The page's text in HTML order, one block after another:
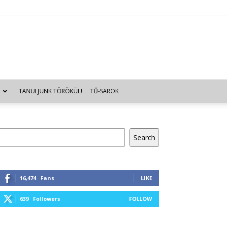
TANULJUNK TÖRÖKÜL! TŰ-SAROK
Search
16,474 Fans LIKE
639 Followers FOLLOW